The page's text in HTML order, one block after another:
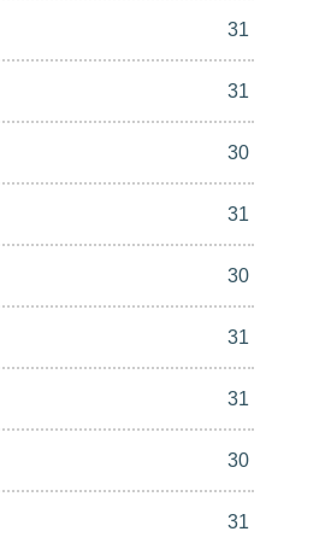
31
31
30
31
30
31
31
30
31